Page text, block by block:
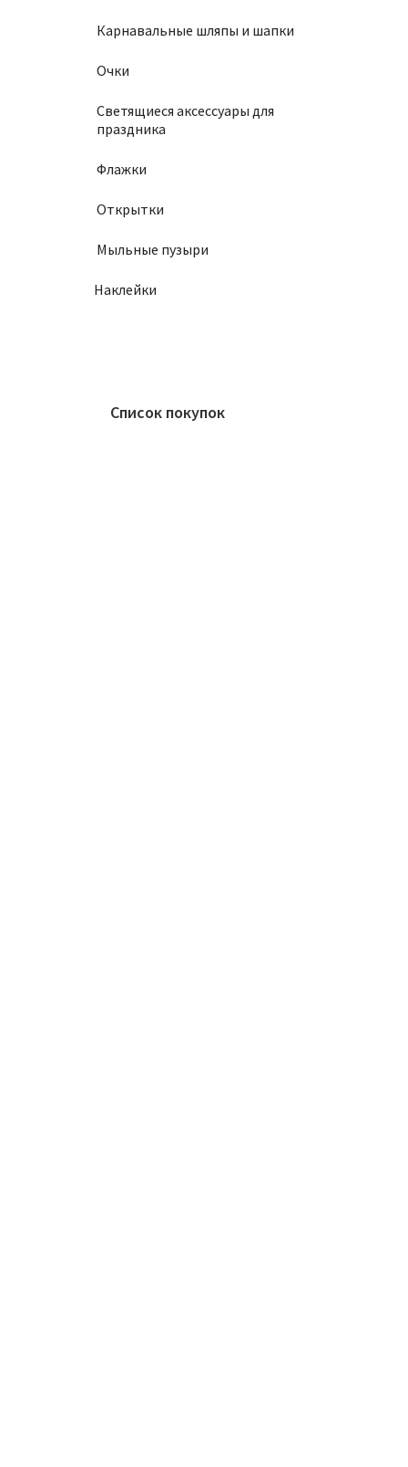
Карнавальные шляпы и шапки
Очки
Светящиеся аксессуары для
праздника
Флажки
Открытки
Мыльные пузыри
Наклейки
Список покупок